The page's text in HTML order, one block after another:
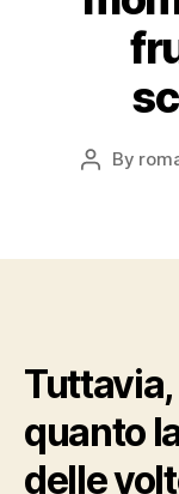
Post
By
quanto
delle